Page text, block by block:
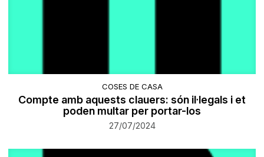
COSES DE CASA
Compte amb aquests clauers: són il·legals i et
poden multar per portar-los
27/07/2024